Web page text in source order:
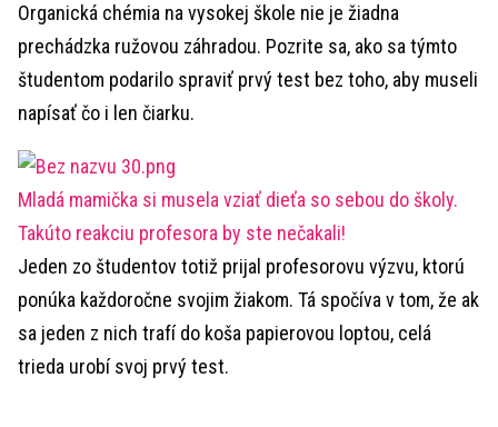
Organická chémia na vysokej škole nie je žiadna
prechádzka ružovou záhradou. Pozrite sa, ako sa týmto
študentom podarilo spraviť prvý test bez toho, aby museli
napísať čo i len čiarku.
Mladá mamička si musela vziať dieťa so sebou do školy.
Takúto reakciu profesora by ste nečakali!
Jeden zo študentov totiž prijal profesorovu výzvu, ktorú
ponúka každoročne svojim žiakom. Tá spočíva v tom, že ak
sa jeden z nich trafí do koša papierovou loptou, celá
trieda urobí svoj prvý test.